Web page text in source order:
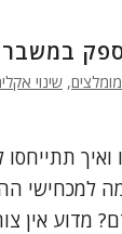
, שינוי
ואיך
למכחישי
מדוע אין